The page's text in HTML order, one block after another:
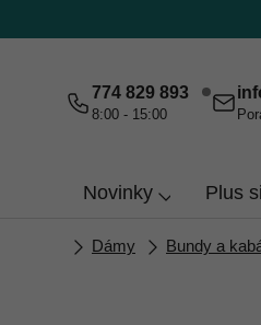
na
774 829 893
8:00 - 15:00
Novinky Plus
DomůDámy Bundy a